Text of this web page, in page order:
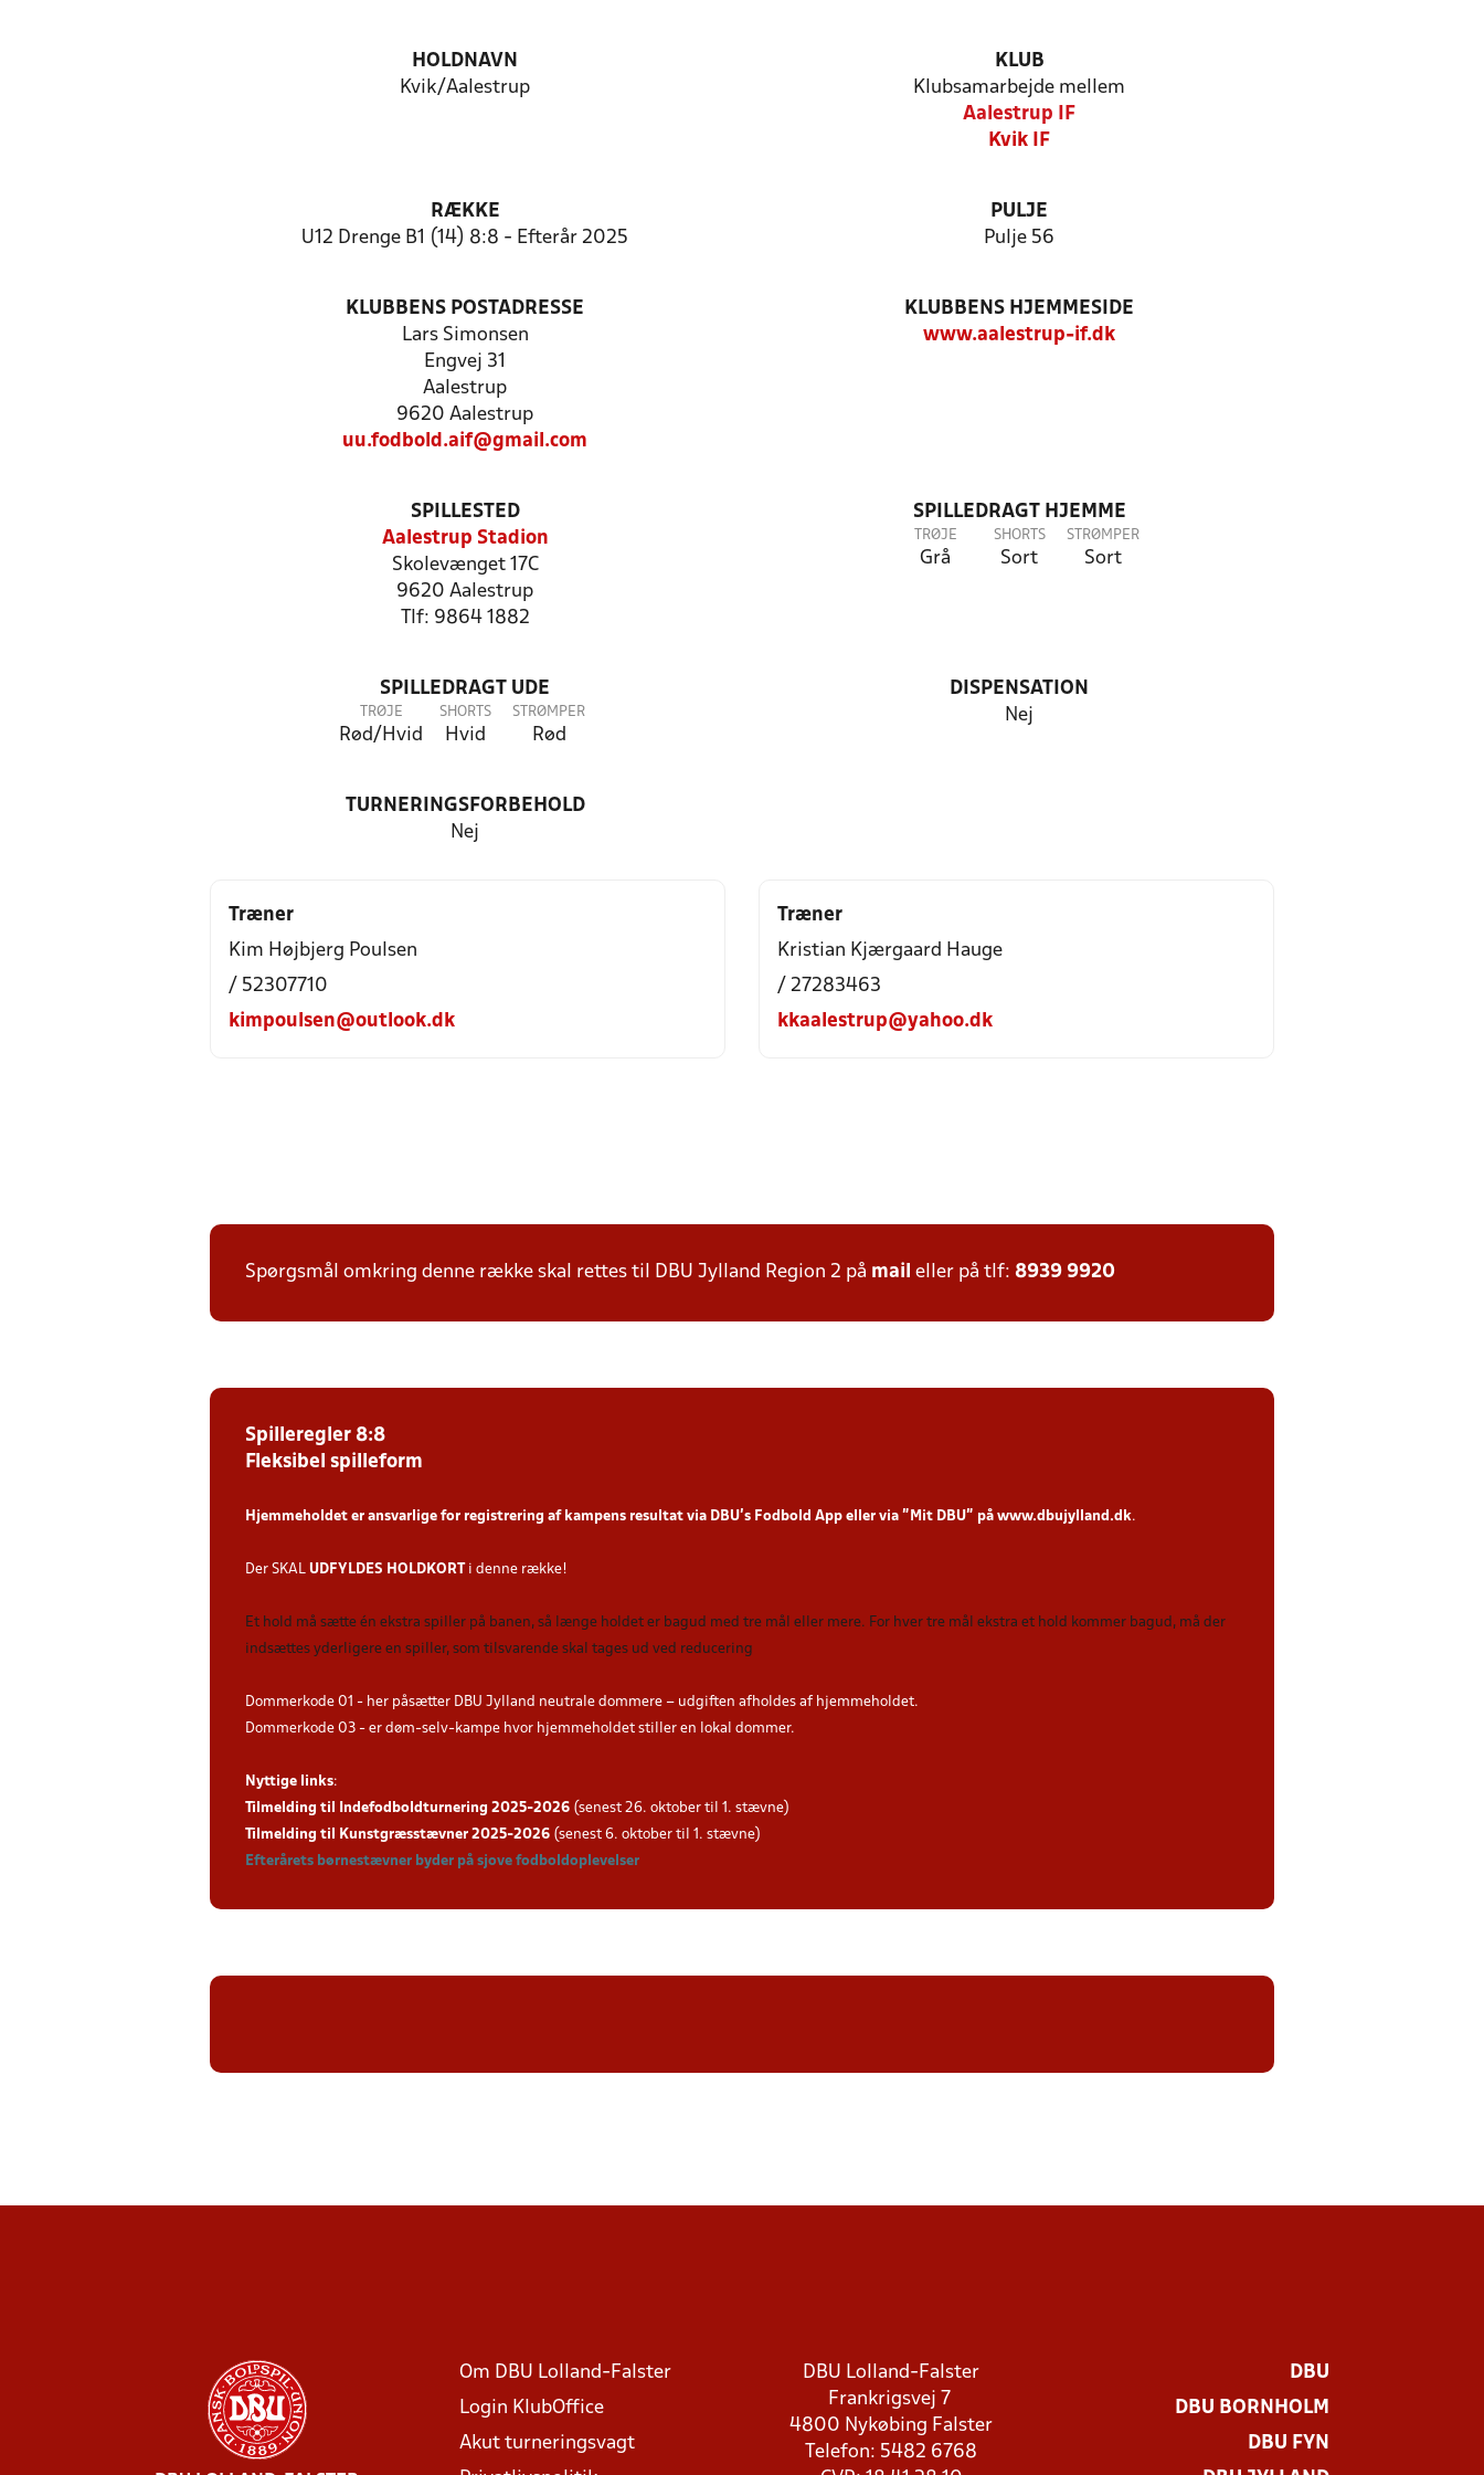
HOLDNAVN
Kvik/Aalestrup
KLUB
Klubsamarbejde mellem
Aalestrup IF
Kvik IF
RÆKKE
U12 Drenge B1 (14) 8:8 - Efterår 2025
PULJE
Pulje 56
KLUBBENS POSTADRESSE
Lars Simonsen
Engvej 31
Aalestrup
9620 Aalestrup
uu.fodbold.aif@gmail.com
KLUBBENS HJEMMESIDE
www.aalestrup-if.dk
SPILLESTED
Aalestrup Stadion
Skolevænget 17C
9620 Aalestrup
Tlf: 9864 1882
SPILLEDRAGT HJEMME
TRØJE
Grå
SHORTS
Sort
STRØMPER
Sort
SPILLEDRAGT UDE
TRØJE
Rød/Hvid
SHORTS
Hvid
STRØMPER
Rød
DISPENSATION
Nej
TURNERINGSFORBEHOLD
Nej
Træner
Kim Højbjerg Poulsen
/ 52307710
kimpoulsen@outlook.dk
Træner
Kristian Kjærgaard Hauge
/ 27283463
kkaalestrup@yahoo.dk
Spørgsmål omkring denne række skal rettes til DBU Jylland Region 2 på mail eller på tlf: 8939 9920
Spilleregler 8:8
Fleksibel spilleform
Hjemmeholdet er ansvarlige for registrering af kampens resultat via DBU’s Fodbold App eller via ”Mit DBU” på www.dbujylland.dk.
Der SKAL UDFYLDES HOLDKORTi denne række!
Et hold må sætte én ekstra spiller på banen, så længe holdet er bagud med tre mål eller mere. For hver tre mål ekstra et hold kommer bagud, må der
indsættes yderligere en spiller, som tilsvarende skal tages ud ved reducering
Dommerkode 01 - her påsætter DBU Jylland neutrale dommere – udgiften afholdes af hjemmeholdet.
Dommerkode 03 - er døm-selv-kampe hvor hjemmeholdet stiller en lokal dommer.
Nyttige links:
Tilmelding til Indefodboldturnering 2025-2026 (senest 26. oktober til 1. stævne)
Tilmelding til Kunstgræsstævner 2025-2026 (senest 6. oktober til 1. stævne)
Efterårets børnestævner byder på sjove fodboldoplevelser
Om DBU Lolland-Falster
Login KlubOffice
Akut turneringsvagt
DBU Lolland-Falster
Frankrigsvej 7
4800 Nykøbing Falster
Telefon: 5482 6768
DBU
DBU BORNHOLM
DBU FYN